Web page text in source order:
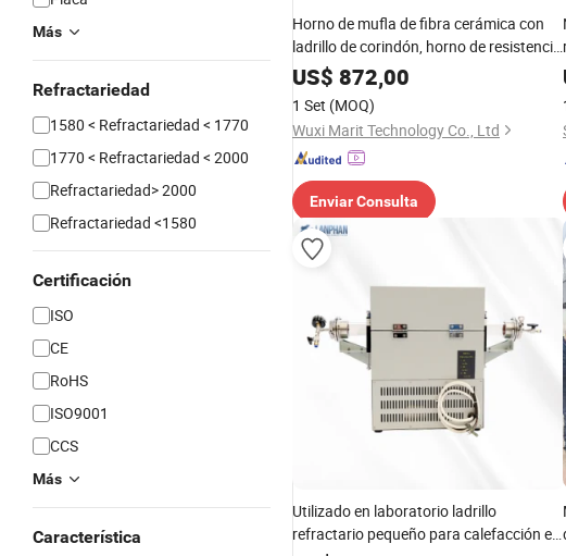
Más
Refractariedad
1580 < Refractariedad < 1770
1770 < Refractariedad < 2000
Refractariedad> 2000
Refractariedad <1580
Certificación
ISO
CE
RoHS
ISO9001
CCS
Más
Característica
Horno de mufla de fibra cerámica con
ladrillo de corindón, horno de resistencia
refractario
US$ 872,00
1 Set (MOQ)
Wuxi Marit Technology Co., Ltd
Enviar Consulta
Utilizado en laboratorio ladrillo
refractario pequeño para calefacción en